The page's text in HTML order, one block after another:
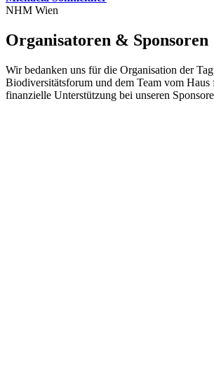
NHM Wien
Organisatoren & Sponsoren
Wir bedanken uns für die Organisation der
Biodiversitätsforum und dem Team vom
finanzielle Unterstützung bei unseren